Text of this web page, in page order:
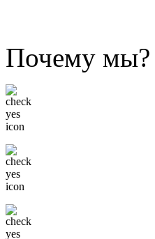
Почему мы?